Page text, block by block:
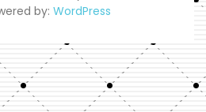
by: WordPress